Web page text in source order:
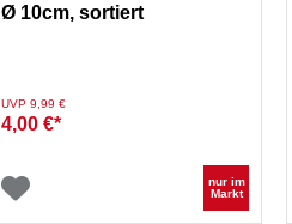
Ø 10cm, sortiert
Preis reduziert von
UVP 9,99 €auf
4,00 €*
nur im
Markt